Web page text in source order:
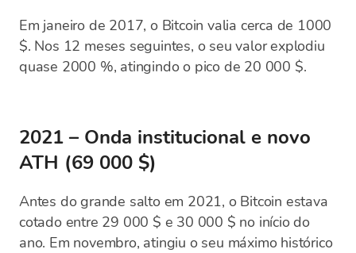
Em janeiro de 2017, o Bitcoin valia cerca de 1000
$. Nos 12 meses seguintes, o seu valor explodiu
quase 2000 %, atingindo o pico de 20 000 $.
2021 – Onda institucional e novo
ATH (69 000 $)
Antes do grande salto em 2021, o Bitcoin estava
cotado entre 29 000 $ e 30 000 $ no início do
ano. Em novembro, atingiu o seu máximo histórico